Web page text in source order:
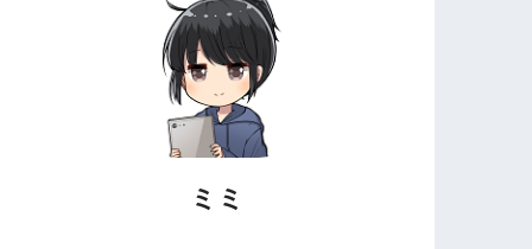
ミミ